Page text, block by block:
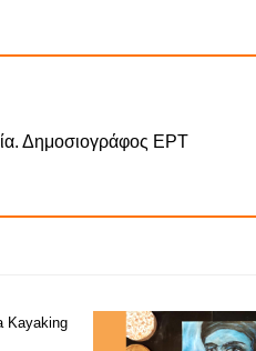
Δημοσιογράφος ΕΡΤ